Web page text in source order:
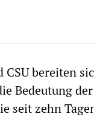
CSU bereiten
Bedeutung
seit zehn